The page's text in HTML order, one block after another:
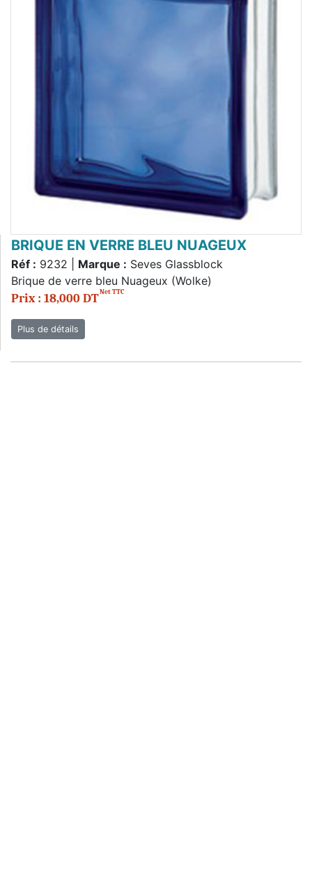
BRIQUE EN VERRE BLEU NUAGEUX
Réf : 9232 | Marque : Seves Glassblock
Brique de verre bleu Nuageux (Wolke)
Prix : 18,000 DTNet TTC
Plus de détails